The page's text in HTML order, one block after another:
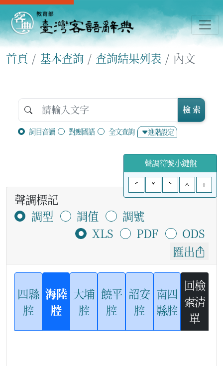
首頁 基本查詢 查詢結果列表 內文
詞目音讀 對應國語 全文查詢 進階設定
檢 索
聲調符號小鍵盤
ˊ
ˇ ˋ ^ +
聲調標記
調型
調值
調號
XLS
PDF
ODS
匯出
四縣
腔
海陸
腔
大埔
腔
饒平
腔
詔安
腔
南四
縣腔
回檢
索清
單